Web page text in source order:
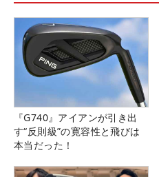
『G740』アイアンが引き出
す“反則級”の寛容性と飛びは
本当だった！